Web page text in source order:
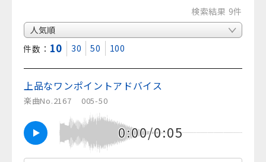
検索結果 9件
表示件数： 10 30 50 100
上品なワンポイントアドバイス
楽曲No.2167 005-50
0:00/0:05